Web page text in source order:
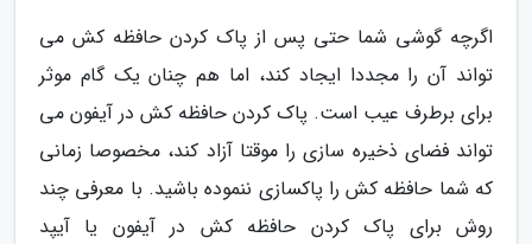
اگرچه گوشی شما حتی پس از پاک کردن حافظه کش می
تواند آن را مجددا ایجاد کند، اما هم چنان یک گام موثر
برای برطرف عیب است. پاک کردن حافظه کش در آیفون می
تواند فضای ذخیره سازی را موقتا آزاد کند، مخصوصا زمانی
که شما حافظه کش را پاکسازی ننموده باشید. با معرفی چند
روش برای پاک کردن حافظه کش در آیفون یا آیپد